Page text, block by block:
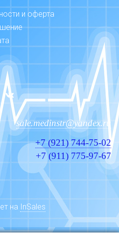
и оферта
sale.medinstr@yandex.ru
+7 (921) 744-75-02
+7 (911) 775-97-67
на InSales